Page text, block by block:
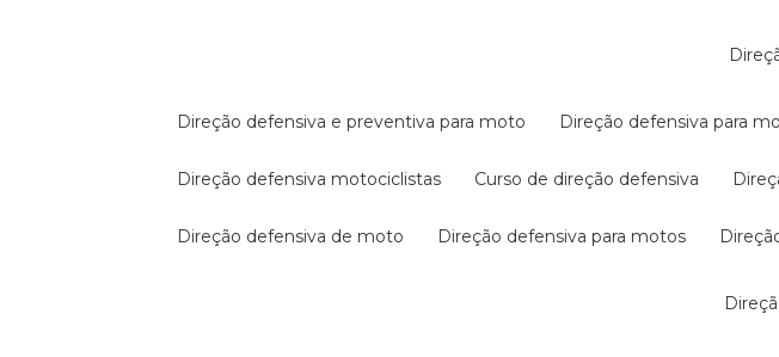
direção defensiva e preventiva para moto direção defensiva para
direção defensiva motociclistas curso de direção defensiva
direção defensiva de moto direção defensiva para motos